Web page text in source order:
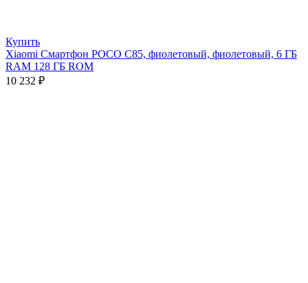
Купить
Xiaomi Смартфон POCO C85, фиолетовый, фиолетовый, 6 ГБ
RAM 128 ГБ ROM
10 232 ₽